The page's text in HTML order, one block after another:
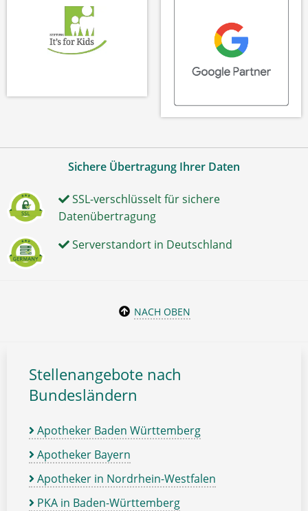
Sichere Übertragung Ihrer Daten
SSL-verschlüsselt für sichere
Datenübertragung
Serverstandort in Deutschland
NACH OBEN
Stellenangebote nach
Bundesländern
Apotheker Baden Württemberg
Apotheker Bayern
Apotheker in Nordrhein-Westfalen
PKA in Baden-Württemberg